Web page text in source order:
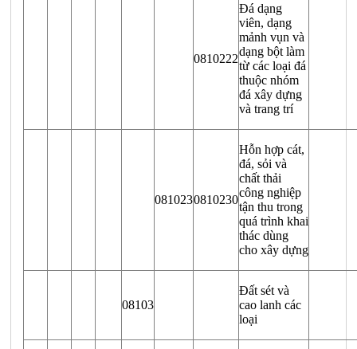
0810222
Đá dạng
viên, dạng
mảnh vụn và
dạng bột làm
từ các loại đá
thuộc nhóm
đá xây dựng
và trang trí
0810230810230
Hỗn hợp cát,
đá, sỏi và
chất thải
công nghiệp
tận thu trong
quá trình khai
thác dùng
cho xây dựng
08103
Đất sét và
cao lanh các
loại